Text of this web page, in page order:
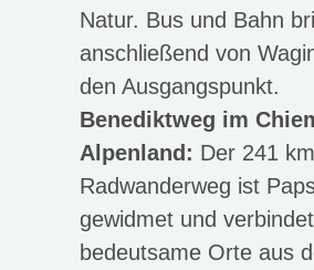
Natur. Bus und Bahn
anschließend von
den Ausgangspunkt.
Benediktweg im
Alpenland: Der 241
Radwanderweg ist
gewidmet und
bedeutsame Orte aus